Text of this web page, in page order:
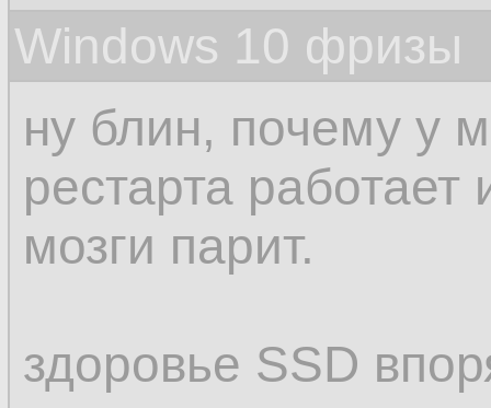
Windows 10 фризы
ну блин, почему у
рестарта
мозги парит.
здоровье SSD